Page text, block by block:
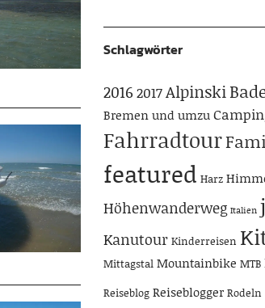
Schlagwörter
2016 2017Alpinski
Bremen und umzu
Fahrradtour
featured Harz
Höhenwanderweg Italien
Kanutour Kinderreisen
Mittagstal Mountainbike MTB
Reiseblog Reiseblogger Rodeln